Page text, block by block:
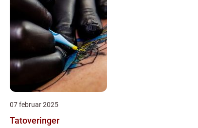
07 februar 2025
Tatoveringer